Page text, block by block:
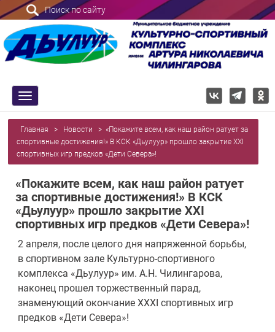
Поиск по сайту
trk
Главная > Новости > «Покажите всем, как наш район ратует за
спортивные достижения!» В КСК «Дьулуур» прошло закрытие XXI
спортивных игр предков «Дети Севера»!
«Покажите всем, как наш район ратует
за спортивные достижения!» В КСК
«Дьулуур» прошло закрытие XXI
спортивных игр предков «Дети Севера»!
2 апреля, после целого дня напряженной борьбы,
в спортивном зале Культурно-спортивного
комплекса «Дьулуур» им. А.Н. Чилингарова,
наконец прошел торжественный парад,
знаменующий окончание XXXI спортивных игр
предков «Дети Севера»!